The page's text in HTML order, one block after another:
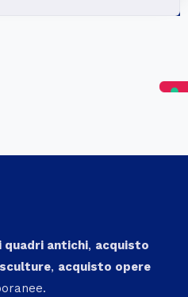
quadri antichi, acquisto
, acquisto opere